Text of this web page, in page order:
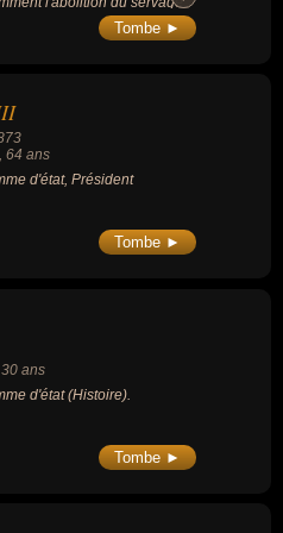
à Sainte-Hélène, sous la
fait l'objet de nombreuses
le 1 mars 1881 lors d'un
par le groupe terroriste
Tombe ►
, 64 ans
d'état, Président
Tombe ►
, 30 ans
d'état (Histoire).
Tombe ►